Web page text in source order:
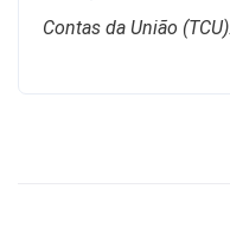
Contas da União (TCU).